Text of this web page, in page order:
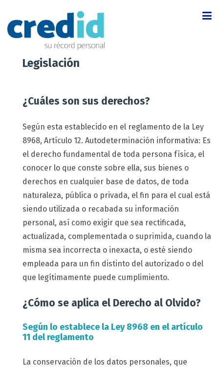
Servicios
Soluciones
Más
Legislación
¿Cuáles son sus derechos?
Según esta establecido en el reglamento de la Ley
8968, Artículo 12. Autodeterminación informativa: Es
el derecho fundamental de toda persona física, el
conocer lo que conste sobre ella, sus bienes o
derechos en cualquier base de datos, de toda
naturaleza, pública o privada, el fin para el cual está
siendo utilizada o recabada su información
personal, así como exigir que sea rectificada,
actualizada, complementada o suprimida, cuando la
misma sea incorrecta o inexacta, o esté siendo
empleada para un fin distinto del autorizado o del
que legítimamente puede cumplimiento.
¿Cómo se aplica el Derecho al Olvido?
Según lo establece la Ley 8968 en el artículo
11 del reglamento
La conservación de los datos personales, que